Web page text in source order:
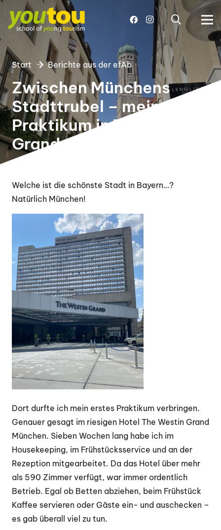
Start Berichte aus der efAb
Zwischen Münchens
Stadttrubel – mein
Praktikum in The Westin
Grand
Welche ist die schönste Stadt in Bayern…?
Natürlich München!
Dort durfte ich mein erstes Praktikum verbringen.
Genauer gesagt im riesigen Hotel The Westin Grand
München. Sieben Wochen lang habe ich im
Housekeeping, im Frühstücksservice und an der
Rezeption mitgearbeitet. Da das Hotel über mehr
als 590 Zimmer verfügt, war immer ordentlich
Betrieb. Egal ob Betten abziehen, beim Frühstück
Kaffee servieren oder Gäste ein- und auschecken –
es gab überall viel zu tun.